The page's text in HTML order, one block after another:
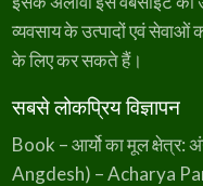
व्यवसाय के उत्पादों एवं सेवाओं
के लिए कर सकते हैं।
सबसे लोकप्रिय विज्ञापन
Book – आर्यो का मूल
Angdesh) – Acharya